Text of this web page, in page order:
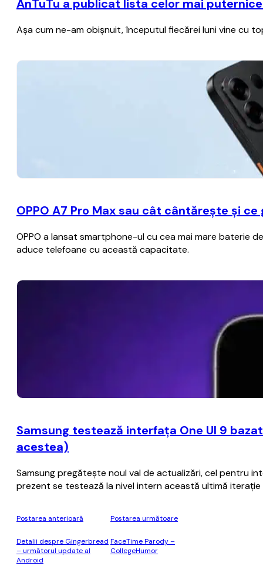
AnTuTu a publicat lista celor mai
Aşa cum ne-am obişnuit, începutul fiecărei luni vine cu
OPPO A7 Pro Max sau cât cântărește și
OPPO a lansat smartphone-ul cu cea mai mare baterie
aduce telefoane cu această capacitate.
Samsung testează interfaţa One UI 9
acestea)
Samsung pregăteşte noul val de actualizări, cel pentru
prezent se testează la nivel intern această ultimă
Postarea anterioară
Detalii despre Gingerbread
– următorul update al
Android
Postarea următoare
FaceTime Parody –
CollegeHumor